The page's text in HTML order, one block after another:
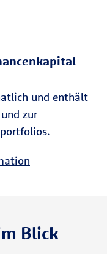
und enthält
zur
Blick